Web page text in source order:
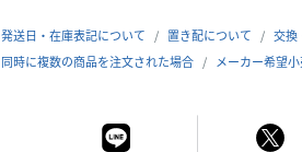
発送日・在庫表記について 置き配について
交換
同時に複数の商品を注文された場合
メーカー希望